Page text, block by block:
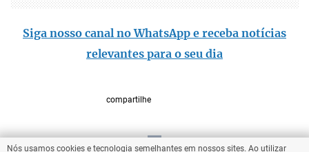
Siga nosso canal no WhatsApp e receba notícias
relevantes para o seu dia
compartilhe
Nós usamos cookies e tecnologia semelhantes em nossos sites. Ao utilizar